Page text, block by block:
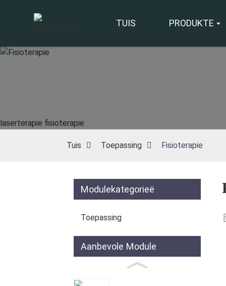
TUIS PRODUKTE
laserterapie fisioterapie
Tuis Toepassing Fisioterapie
Modulekategorieë
Toepassing
Aanbevole Module